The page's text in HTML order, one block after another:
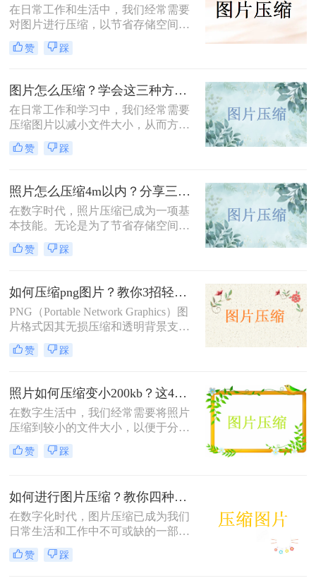
题。
在日常工作和生活中，我们经常需要
对图片进行压缩，以节省存储空间或
加快图片上传速度。那么怎么在电脑
上压缩图片呢？本文将介绍三种在电
赞 踩
图片怎么压缩？学会这三种方法轻松完成压缩！
在日常工作和学习中，我们经常需要
压缩图片以减小文件大小，从而方便
上传、分享或存储。那么图片怎么压
缩呢？本文将介绍三种常用的图片压
赞 踩
照片怎么压缩4m以内？分享三种实用压缩方法！
在数字时代，照片压缩已成为一项基
本技能。无论是为了节省存储空间，
还是为了加快网页加载速度，将照片
压缩到指定大小都是非常有必要的。
介绍三种常用的照片压缩方法。
赞 踩
如何压缩png图片？教你3招轻松压缩！
PNG（Portable Network Graphics）图
片格式因其无损压缩和透明背景支持
而广受欢迎，但有时候文件大小可能
会过大，影响网页加载速度或文件传
本文将介绍三种压缩PNG图片的方
法，旨在帮助你在保持图像质量的前
提下减小文件大小。
赞 踩
照片如何压缩变小200kb？这4种压缩方法请务必学会！
在数字生活中，我们经常需要将照片
压缩到较小的文件大小，以便于分
享、上传或存储。那么照片如何压缩
变小200kb呢？本文将介绍四种将照
赞 踩
如何进行图片压缩？教你四种实用方法！
在数字化时代，图片压缩已成为我们
日常生活和工作中不可或缺的一部
分。无论是为了节省存储空间，还是
为了加快图片在网络上的传输速度，
赞 踩